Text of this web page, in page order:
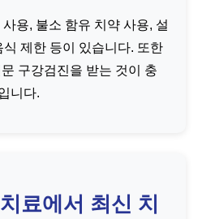
용, 불소 함유 치약 사용, 설
제한 등이 있습니다. 또한
구강검진을 받는 것이 충
니다.
료에서 최신 치